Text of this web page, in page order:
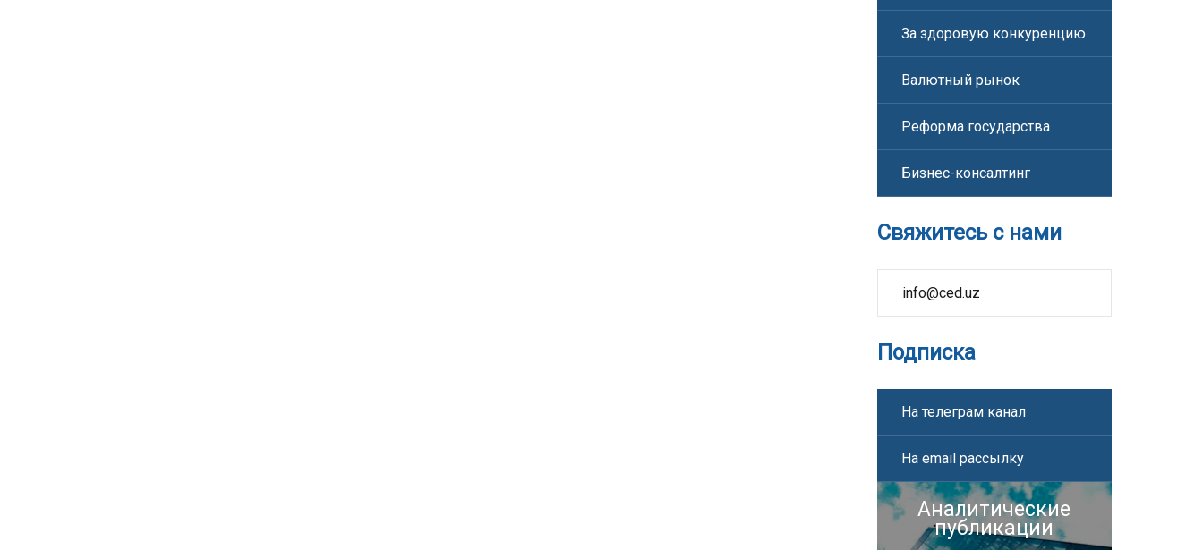
За здоровую конкуренцию
Валютный рынок
Реформа государства
Бизнес-консалтинг
Свяжитесь с нами
info@ced.uz
Подписка
На телеграм канал
На email рассылку
Аналитические
публикации